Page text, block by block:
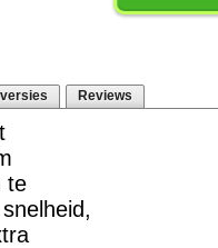
Reviews
te